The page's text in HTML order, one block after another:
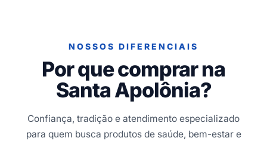
NOSSOS DIFERENCIAIS
Por que comprar na
Santa Apolônia?
Confiança, tradição e atendimento especializado
para quem busca produtos de saúde, bem-estar e